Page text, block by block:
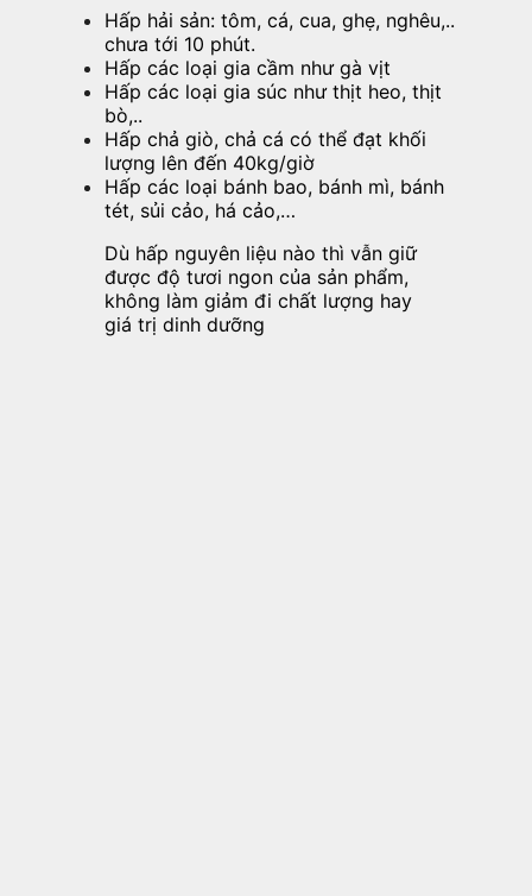
Hấp hải sản: tôm, cá, cua, ghẹ, nghêu,..
chưa tới 10 phút.
Hấp các loại gia cầm như gà vịt
Hấp các loại gia súc như thịt heo, thịt
bò,..
Hấp chả giò, chả cá có thể đạt khối
lượng lên đến 40kg/giờ
Hấp các loại bánh bao, bánh mì, bánh
tét, sủi cảo, há cảo,…
Dù hấp nguyên liệu nào thì vẫn giữ
được độ tươi ngon của sản phẩm,
không làm giảm đi chất lượng hay
giá trị dinh dưỡng